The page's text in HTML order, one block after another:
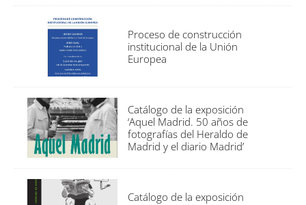
Proceso de construcción
institucional de la Unión
Europea
Catálogo de la exposición
‘Aquel Madrid. 50 años de
fotografías del Heraldo de
Madrid y el diario Madrid’
Catálogo de la exposición